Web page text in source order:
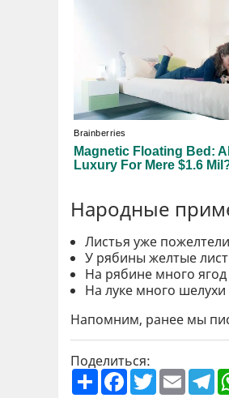
Народные
Листья уже
У рябины желтые
На рябине много
На луке много
Напомним, ранее мы
Поделиться:
П
о
F
a
T
w
E
m
T
e